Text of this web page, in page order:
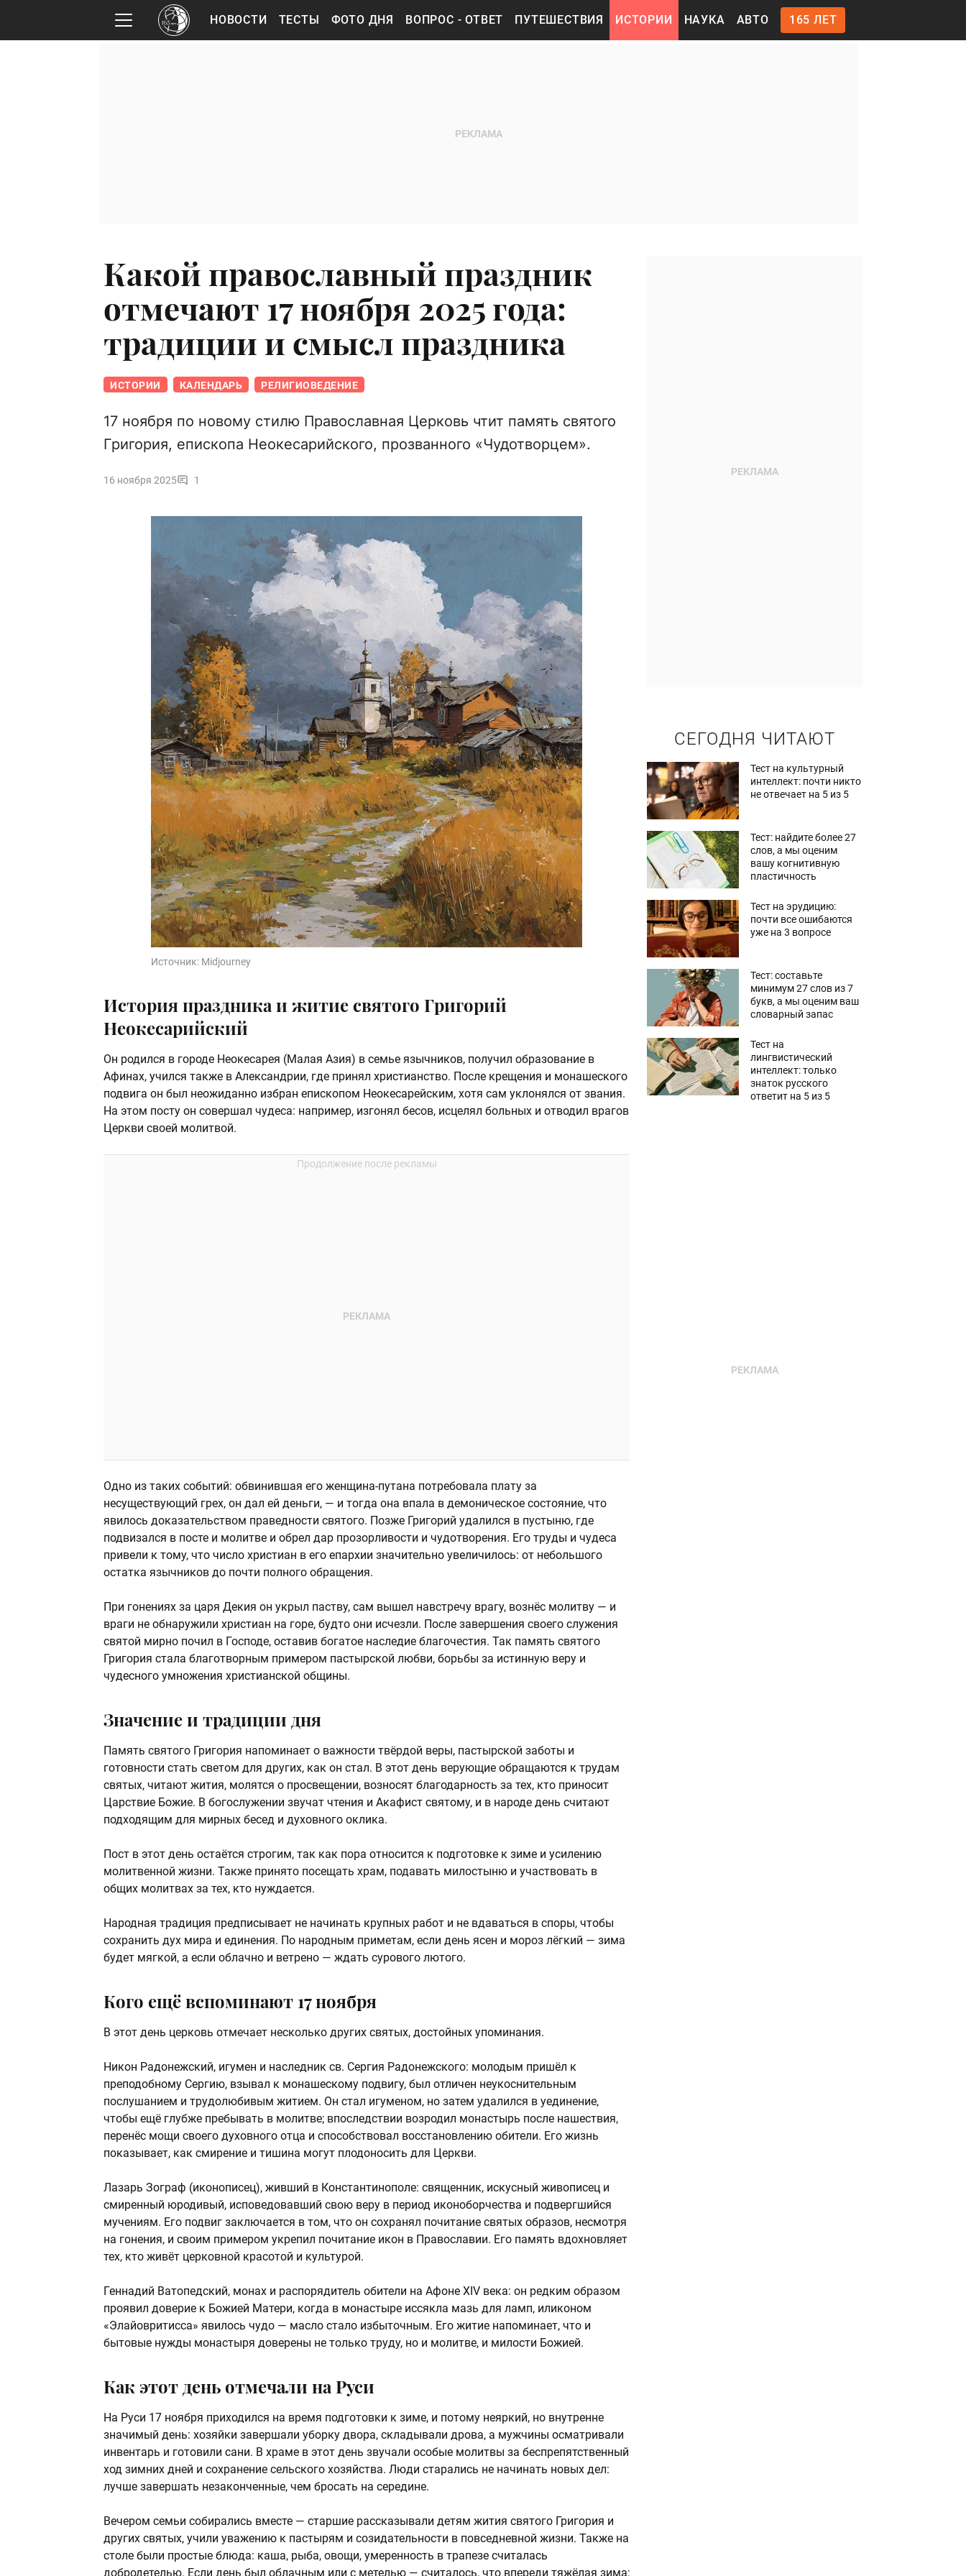
НОВОСТИ ТЕСТЫ ФОТО ДНЯ ВОПРОС - ОТВЕТ ПУТЕШЕСТВИЯ ИСТОРИИ НАУКА АВТО 165 ЛЕТ
Какой православный праздник
отмечают 17 ноября 2025 года:
традиции и смысл праздника
ИСТОРИИ КАЛЕНДАРЬ РЕЛИГИОВЕДЕНИЕ
17 ноября по новому стилю Православная Церковь чтит память святого
Григория, епископа Неокесарийского, прозванного «Чудотворцем».
16 ноября 2025 1
Источник: Midjourney
История праздника и житие святого Григорий
Неокесарийский
Он родился в городе Неокесарея (Малая Азия) в семье язычников, получил образование в
Афинах, учился также в Александрии, где принял христианство. После крещения и монашеского
подвига он был неожид­анно избран епископом Неокесарейским, хотя сам уклонялся от звания.
На этом посту он совершал чудеса: например, изгонял бесов, исцелял больных и отводил врагов
Церкви своей молитвой.
Одно из таких событий: обвинившая его женщина-путана потребовала плату за
несуществующий грех, он дал ей деньги, — и тогда она впала в демоническое состояние, что
явилось доказательством праведности святого. Позже Григорий удалился в пустыню, где
подвизался в посте и молитве и обрел дар прозорливости и чудотворения. Его труды и чудеса
привели к тому, что число христиан в его епархии значительно увеличилось: от небольшого
остатка язычников до почти полного обращения.
При гонениях за царя Декия он укрыл паству, сам вышел навстречу врагу, вознёс молитву — и
враги не обнаружили христиан на горе, будто они исчезли. После завершения своего служения
святой мирно почил в Господе, оставив богатое наследие благочестия. Так память святого
Григория стала благотворным примером пастырской любви, борьбы за истинную веру и
чудесного умножения христианской общины.
Значение и традиции дня
Память святого Григория напоминает о важности твёрдой веры, пастырской заботы и
готовности стать светом для других, как он стал. В этот день верующие обращаются к трудам
святых, читают жития, молятся о просвещении, возносят благодарность за тех, кто приносит
Царствие Божие. В богослужении звучат чтения и Акафист святому, и в народе день считают
подходящим для мирных бесед и духовного оклика.
Пост в этот день остаётся строгим, так как пора относится к подготовке к зиме и усилению
молитвенной жизни. Также принято посещать храм, подавать милостыню и участвовать в
общих молитвах за тех, кто нуждается.
Народная традиция предписывает не начинать крупных работ и не вдаваться в споры, чтобы
сохранить дух мира и единения. По народным приметам, если день ясен и мороз лёгкий — зима
будет мягкой, а если облачно и ветренo — ждать сурового лютого.
Кого ещё вспоминают 17 ноября
В этот день церковь отмечает несколько других святых, достойных упоминания.
Никон Радонежский, игумен и наследник св. Сергия Радонежского: молодым пришёл к
преподобному Сергию, взывал к монашескому подвигу, был отличен неукоснительным
послушанием и трудолюбивым житием. Он стал игуменом, но затем удалился в уединение,
чтобы ещё глубже пребывать в молитве; впоследствии возродил монастырь после нашествия,
перенёс мощи своего духовного отца и способствовал восстановлению обители. Его жизнь
показывает, как смирение и тишина могут плодоносить для Церкви.
Лазарь Зограф (иконописец), живший в Константинополе: священник, искусный живописец и
смиренный юродивый, исповедовавший свою веру в период иконоборчества и подвергшийся
мучениям. Его подвиг заключается в том, что он сохранял почитание святых образов, несмотря
на гонения, и своим примером укрепил почитание икон в Православии. Его память вдохновляет
тех, кто живёт церковной красотой и культурой.
Геннадий Ватопедский, монах и распорядитель обители на Афоне XIV века: он редким образом
проявил доверие к Божией Матери, когда в монастыре иссякла мазь для ламп, иликоном
«Элайовритисса» явилось чудо — масло стало избыточным. Его житие напоминает, что и
бытовые нужды монастыря доверены не только труду, но и молитве, и милости Божией.
Как этот день отмечали на Руси
На Руси 17 ноября приходился на время подготовки к зиме, и потому неяркий, но внутренне
значимый день: хозяйки завершали уборку двора, складывали дрова, а мужчины осматривали
инвентарь и готовили сани. В храме в этот день звучали особые молитвы за беспрепятственный
ход зимних дней и сохранение сельского хозяйства. Люди старались не начинать новых дел:
лучше завершать незаконченные, чем бросать на середине.
Вечером семьи собирались вместе — старшие рассказывали детям жития святого Григория и
других святых, учили уважению к пастырям и созидательности в повседневной жизни. Также на
столе были простые блюда: каша, рыба, овощи, умеренность в трапезе считалась
добродетелью. Если день был облачным или с метелью — считалось, что впереди тяжёлая зима;
СЕГОДНЯ ЧИТАЮТ
Тест на культурный
интеллект: почти никто
не отвечает на 5 из 5
Тест: найдите более 27
слов, а мы оценим
вашу когнитивную
пластичность
Тест на эрудицию:
почти все ошибаются
уже на 3 вопросе
Тест: составьте
минимум 27 слов из 7
букв, а мы оценим ваш
словарный запас
Тест на
лингвистический
интеллект: только
знаток русского
ответит на 5 из 5